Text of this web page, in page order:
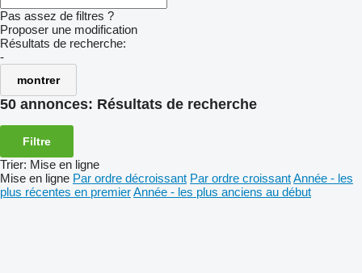
Pas assez de filtres ?
Proposer une modification
Résultats de recherche:
-
montrer
50 annonces: Résultats de recherche
Filtre
Trier: Mise en ligne
Mise en ligne Par ordre décroissant Par ordre croissantAnnée - les
plus récentes en premierAnnée - les plus anciens au début